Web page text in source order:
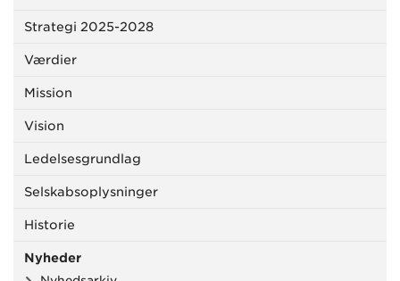
Strategi 2025-2028
Værdier
Mission
Vision
Ledelsesgrundlag
Selskabsoplysninger
Historie
Nyheder